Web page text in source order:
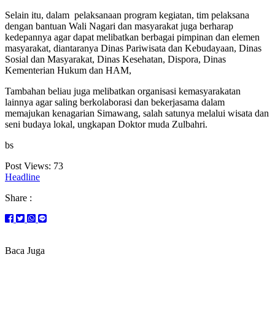
Selain itu, dalam pelaksanaan program kegiatan, tim pelaksana
dengan bantuan Wali Nagari dan masyarakat juga berharap
kedepannya agar dapat melibatkan berbagai pimpinan dan elemen
masyarakat, diantaranya Dinas Pariwisata dan Kebudayaan, Dinas
Sosial dan Masyarakat, Dinas Kesehatan, Dispora, Dinas
Kementerian Hukum dan HAM,
Tambahan beliau juga melibatkan organisasi kemasyarakatan
lainnya agar saling berkolaborasi dan bekerjasama dalam
memajukan kenagarian Simawang, salah satunya melalui wisata dan
seni budaya lokal, ungkapan Doktor muda Zulbahri.
bs
Post Views: 73
Headline
Share :
Baca Juga